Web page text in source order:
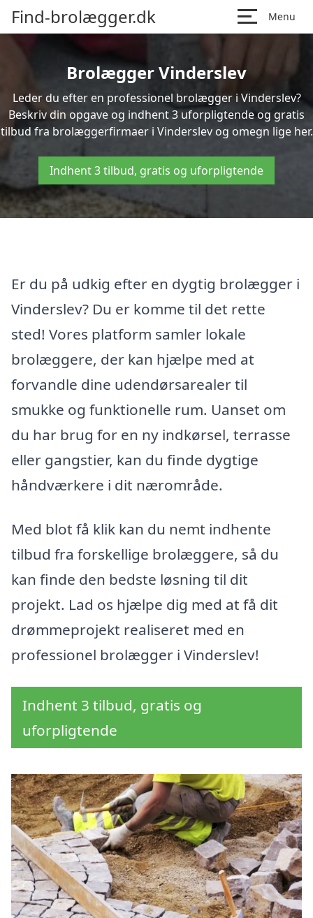
Find-brolægger.dk Menu
Brolægger Vinderslev
Leder du efter en professionel brolægger i Vinderslev?
Beskriv din opgave og indhent 3 uforpligtende og gratis
tilbud fra brolæggerfirmaer i Vinderslev og omegn lige her.
Indhent 3 tilbud, gratis og uforpligtende
Er du på udkig efter en dygtig brolægger i
Vinderslev? Du er komme til det rette
sted! Vores platform samler lokale
brolæggere, der kan hjælpe med at
forvandle dine udendørsarealer til
smukke og funktionelle rum. Uanset om
du har brug for en ny indkørsel, terrasse
eller gangstier, kan du finde dygtige
håndværkere i dit nærområde.
Med blot få klik kan du nemt indhente
tilbud fra forskellige brolæggere, så du
kan finde den bedste løsning til dit
projekt. Lad os hjælpe dig med at få dit
drømmeprojekt realiseret med en
professionel brolægger i Vinderslev!
Indhent 3 tilbud, gratis og
uforpligtende